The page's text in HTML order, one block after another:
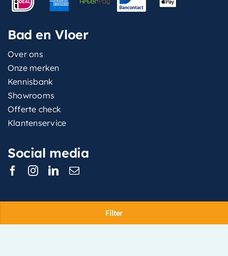
Filter
Bad en Vloer
Over ons
Onze merken
Kennisbank
Showrooms
Offerte check
Klantenservice
Social media